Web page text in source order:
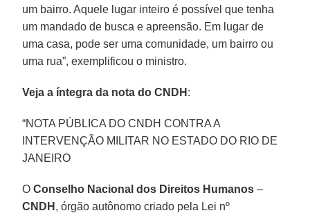
um bairro. Aquele lugar inteiro é possível que tenha
um mandado de busca e apreensão. Em lugar de
uma casa, pode ser uma comunidade, um bairro ou
uma rua”, exemplificou o ministro.
Veja a íntegra da nota do CNDH :
“NOTA PÚBLICA DO CNDH CONTRA A
INTERVENÇÃO MILITAR NO ESTADO DO RIO DE
JANEIRO
OConselho Nacional dos Direitos Humanos –
CNDH , órgão autônomo criado pela Lei nº